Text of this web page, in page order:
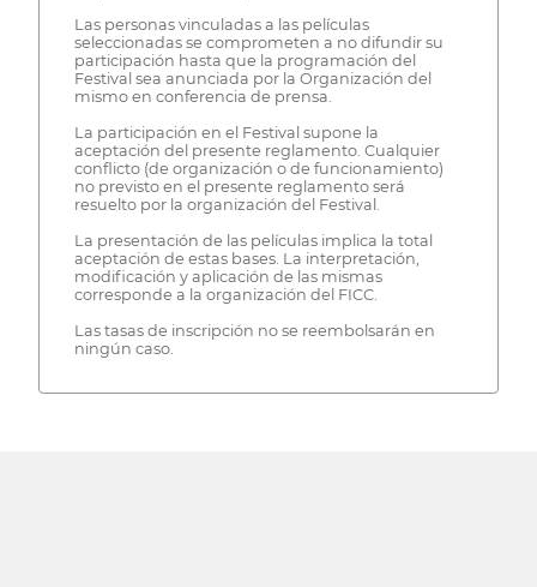
Las personas vinculadas a las películas
seleccionadas se comprometen a no difundir su
participación hasta que la programación del
Festival sea anunciada por la Organización del
mismo en conferencia de prensa.
La participación en el Festival supone la
aceptación del presente reglamento. Cualquier
conflicto (de organización o de funcionamiento)
no previsto en el presente reglamento será
resuelto por la organización del Festival.
La presentación de las películas implica la total
aceptación de estas bases. La interpretación,
modificación y aplicación de las mismas
corresponde a la organización del FICC.
Las tasas de inscripción no se reembolsarán en
ningún caso.